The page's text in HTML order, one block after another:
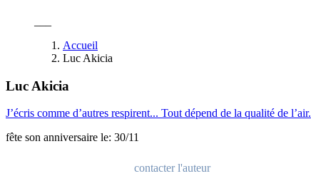
Accueil
Luc Akicia
Luc Akicia
J’écris comme d’autres respirent... Tout dépend de la qualité de l’air.
fête son anniversaire le: 30/11
contacter l'auteur